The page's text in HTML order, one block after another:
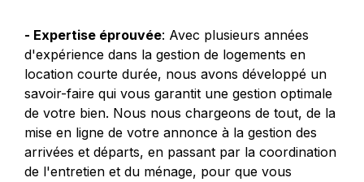
- Expertise éprouvée: Avec plusieurs années
d'expérience dans la gestion de logements en
location courte durée, nous avons développé un
savoir-faire qui vous garantit une gestion optimale
de votre bien. Nous nous chargeons de tout, de la
mise en ligne de votre annonce à la gestion des
arrivées et départs, en passant par la coordination
de l'entretien et du ménage, pour que vous